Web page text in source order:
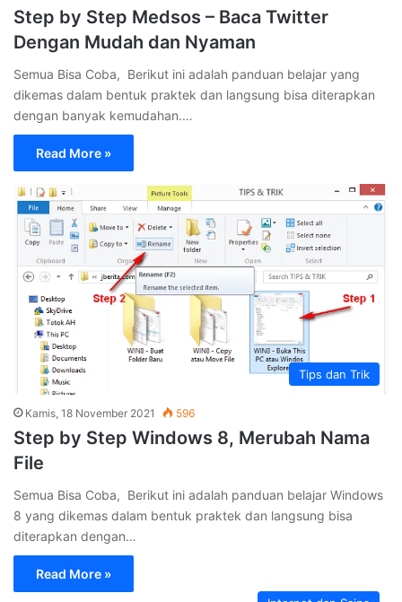
Step by Step Medsos – Baca Twitter
Dengan Mudah dan Nyaman
Semua Bisa Coba, Berikut ini adalah panduan belajar yang
dikemas dalam bentuk praktek dan langsung bisa diterapkan
dengan banyak kemudahan.…
Read More »
Tips dan Trik
Kamis, 18 November 2021 596
Step by Step Windows 8, Merubah Nama
File
Semua Bisa Coba, Berikut ini adalah panduan belajar Windows
8 yang dikemas dalam bentuk praktek dan langsung bisa
diterapkan dengan…
Read More »